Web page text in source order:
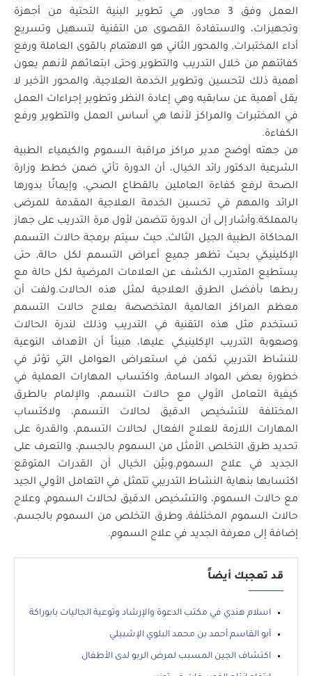
العمل وفق 3 محاور، هي تطوير البنية التحتية من أجهزة
وتجهيزات، والاستفادة القصوى من التقنية لتسهيل وتسريع
أداء المختبرات, والمحور الثاني هو الاهتمام بالقوى العاملة ورفع
كفائتهم من خلال التدريب والتطوير وحتى ابتعاثهم لأنهم يعون
أهمية ذلك لتحسين وتطوير الخدمة العلاجية، والمحور الأخير لا
يقل أهمية عن سابقيه وهي إعادة النظر وتطوير إجراءات العمل
في المختبرات والمراكز لأنها هي أساس العمل والتطوير ورفع
الكفاءة.
من جهته أوضح مدير مراكز مراقبة السموم والكيمياء الطبية
الشرعية الدكتور رائد الخيال، أن الدورة تأتي ضمن خطط وزارة
الصحة لرفع كفاءة العاملين بالقطاع الصحي، وإيمانًا بدورها
الرائد والمهم في تحسين الخدمة العلاجية المقدمة للمرضى
بالمملكة.وأشار إلى أن الدورة تتضمن لأول مرة التدريب على جهاز
المحاكاة الطبية الجيل الثالث, حيث سيتم برمجة حالات التسمم
الإكلينيكي بحيث تظهر جميع أعراض التسمم لكل حالة, حتى
يستطيع المتدرب الكشف عن العلامات المرضية لكل حالة مع
ربطها بأفضل الطرق العلاجية لمثل هذه الحالات.ولفت أن
معظم المراكز العالمية المتخصصة بعلاج حالات التسمم
تستخدم مثل هذه التقنية في التدريب وذلك لندرة الحالات
وصعوبة التدريب الإكلينيكي عليها، مبيناً أن الأهداف النوعية
للنشاط التدريبي تكمن في استعراض العوامل التي تؤثر في
خطورة بعض المواد السامة, واكتساب المهارات العملية في
كيفية التعامل الأولي مع حالات التسمم، والإلمام بالطرق
المختلفة للتشخيص الدقيق لحالات التسمم، ولاكتساب
المهارات اللازمة للعلاج الفعال لحالات التسمم، والقدرة على
تحديد طرق التخلص الأمثل من السموم بالجسم، والتعرف على
الجديد في علاج السموم.وبيَّن الخيال أن القدرات المتوقع
اكتسابها بنهاية النشاط التدريبي تتمثل في التعامل الأولي الجيد
مع حالات السموم، والتشخيص الدقيق لحالات السموم, وعلاج
حالات السموم المختلفة, وطرق التخلص من السموم بالجسم،
إضافة إلى معرفة الجديد في علاج السموم.
قد تعجبك أيضاً
اسلام هندي في مكتب الدعوة والإرشاد وتوعية الجاليات بابوراكة
أبو القاسم أحمد بن محمد البلوي الإشبيلي
اكتشاف الجين المسبب لمرض الربو لدى الأطفال